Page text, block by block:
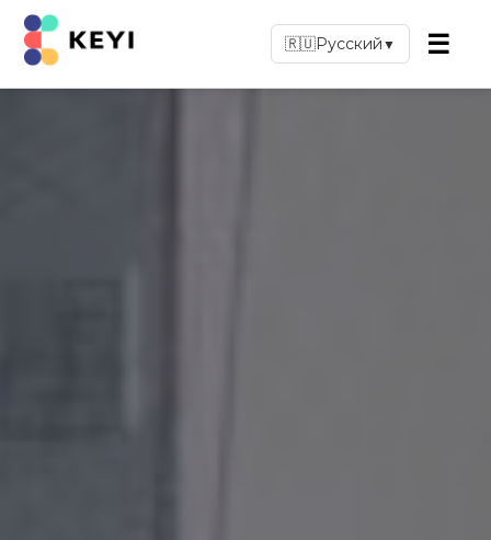
🇷🇺Русский ▼ ☰